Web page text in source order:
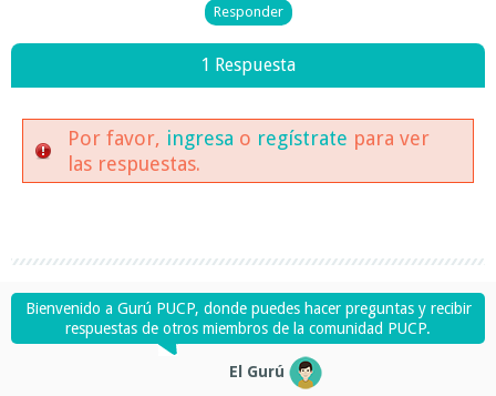
1 Respuesta
Por favor, ingresa o regístrate para ver
las respuestas.
Bienvenido a Gurú PUCP, donde puedes hacer preguntas y recibir
respuestas de otros miembros de la comunidad PUCP.
El Gurú